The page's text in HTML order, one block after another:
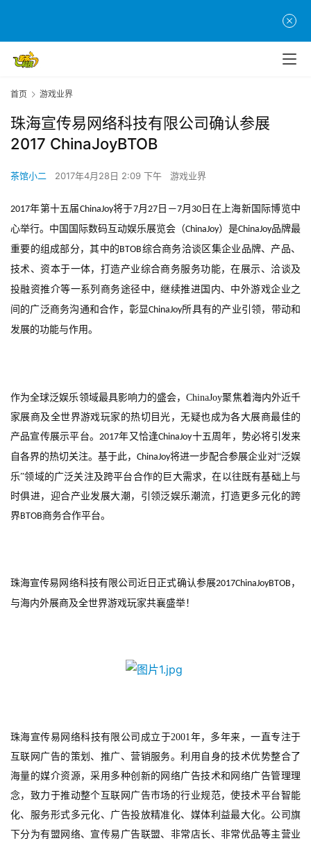
首页 游戏业界
珠海宣传易网络科技有限公司确认参展
2017 ChinaJoyBTOB
茶馆小二 2017年4月28日 2:09 下午 游戏业界
2017年第十五届ChinaJoy将于7月27 日 —7月 30 日在上海新国际博览中
心举行。中国国际数码互动娱乐展览会（ChinaJoy）是ChinaJoy品牌最
重要的组成部分，其中的BTOB综合商务洽谈区集企业品牌、产品、
技术、资本于一体，打造产业综合商务服务功能，在展示、洽谈及
投融资推介等一系列商务途径中，继续推进国内、中外游戏企业之
间的广泛商务沟通和合作，彰显ChinaJoy所具有的产业引领，带动和
发展的功能与作用。
作为全球泛娱乐领域最具影响力的盛会，ChinaJoy聚焦着海内外近千
家展商及全世界游戏玩家的热切目光，无疑也成为各大展商最佳的
产品宣传展示平台。2017年又恰逢ChinaJoy十五周年，势必将引发来
自各界的热切关注。基于此， ChinaJoy将进一步配合参展企业对“泛娱
乐”领域的广泛关注及跨平台合作的巨大需求，在以往既有基础上与
时俱进，迎合产业发展大潮，引领泛娱乐潮流，打造更多元化的跨
界BTOB商务合作平台。
珠海宣传易网络科技有限公司近日正式确认参展2017ChinaJoyBTOB ，
与海内外展商及全世界游戏玩家共襄盛举！
珠海宣传易网络科技有限公司成立于2001年，多年来，一直专注于
互联网广告的策划、推广、营销服务。利用自身的技术优势整合了
海量的媒介资源，采用多种创新的网络广告技术和网络广告管理理
念，致力于推动整个互联网广告市场的行业规范，使技术平台智能
化、服务形式多元化、广告投放精准化、媒体利益最大化。公司旗
下分为有盟网络、宣传易广告联盟、非常店长、非常优品等主营业